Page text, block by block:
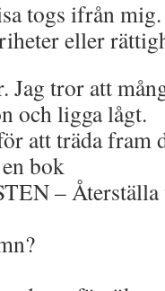
togs ifrån
eller
Jag tror att
och ligga lågt.
att träda fram
bok
– Återställa